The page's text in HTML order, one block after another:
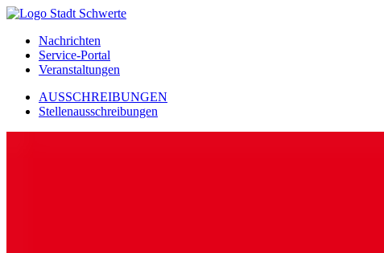
Nachrichten
Service-Portal
Veranstaltungen
AUSSCHREIBUNGEN
Stellenausschreibungen